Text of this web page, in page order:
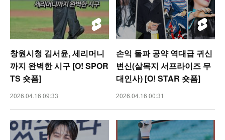
창원시청 김서윤, 세리머니
까지 완벽한 시구 [O! SPOR
TS 숏폼]
2026.04.16 09:33
손익 돌파 공약 역대급 귀신
변신(살목지 서프라이즈 무
대인사) [O! STAR 숏폼]
2026.04.16 00:31